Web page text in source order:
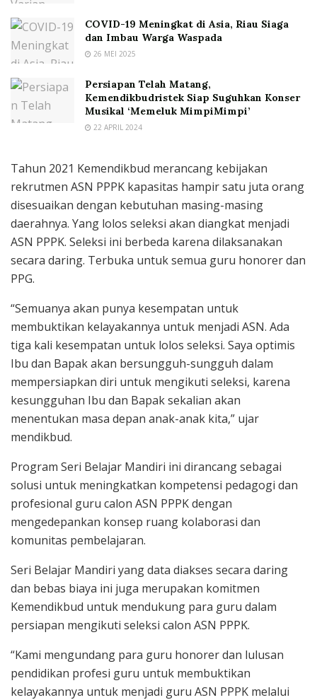
COVID-19 Meningkat di Asia, Riau Siaga
dan Imbau Warga Waspada
26 MEI 2025
Persiapan Telah Matang,
Kemendikbudristek Siap Suguhkan Konser
Musikal ‘Memeluk MimpiMimpi’
22 APRIL 2024
Tahun 2021 Kemendikbud merancang kebijakan
rekrutmen ASN PPPK kapasitas hampir satu juta orang
disesuaikan dengan kebutuhan masing-masing
daerahnya. Yang lolos seleksi akan diangkat menjadi
ASN PPPK. Seleksi ini berbeda karena dilaksanakan
secara daring. Terbuka untuk semua guru honorer dan
PPG.
“Semuanya akan punya kesempatan untuk
membuktikan kelayakannya untuk menjadi ASN. Ada
tiga kali kesempatan untuk lolos seleksi. Saya optimis
Ibu dan Bapak akan bersungguh-sungguh dalam
mempersiapkan diri untuk mengikuti seleksi, karena
kesungguhan Ibu dan Bapak sekalian akan
menentukan masa depan anak-anak kita,” ujar
mendikbud.
Program Seri Belajar Mandiri ini dirancang sebagai
solusi untuk meningkatkan kompetensi pedagogi dan
profesional guru calon ASN PPPK dengan
mengedepankan konsep ruang kolaborasi dan
komunitas pembelajaran.
Seri Belajar Mandiri yang data diakses secara daring
dan bebas biaya ini juga merupakan komitmen
Kemendikbud untuk mendukung para guru dalam
persiapan mengikuti seleksi calon ASN PPPK.
“Kami mengundang para guru honorer dan lulusan
pendidikan profesi guru untuk membuktikan
kelayakannya untuk menjadi guru ASN PPPK melalui